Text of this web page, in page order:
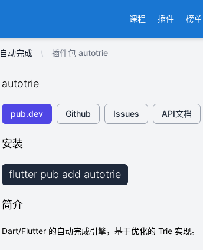
课程 插件 榜单
自动完成 插件包 autotrie
autotrie
pub.dev Github Issues API文档
安装
flutter pub add autotrie
简介
Dart/Flutter 的自动完成引擎，基于优化的 Trie 实现。